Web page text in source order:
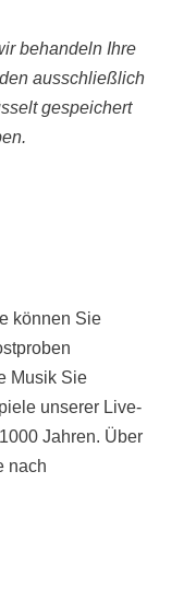
behandeln Ihre
ausschließlich
gespeichert
können Sie
Musik Sie
unserer Live-
Jahren. Über
nach